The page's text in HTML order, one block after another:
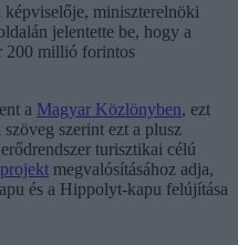
miniszterelnöki
jelentette be, hogy a
200 millió forintos
a Magyar Közlönyben, ezt
szerint ezt a plusz
turisztikai célú
projekt megvalósításához adja,
és a Hippolyt-kapu felújítása